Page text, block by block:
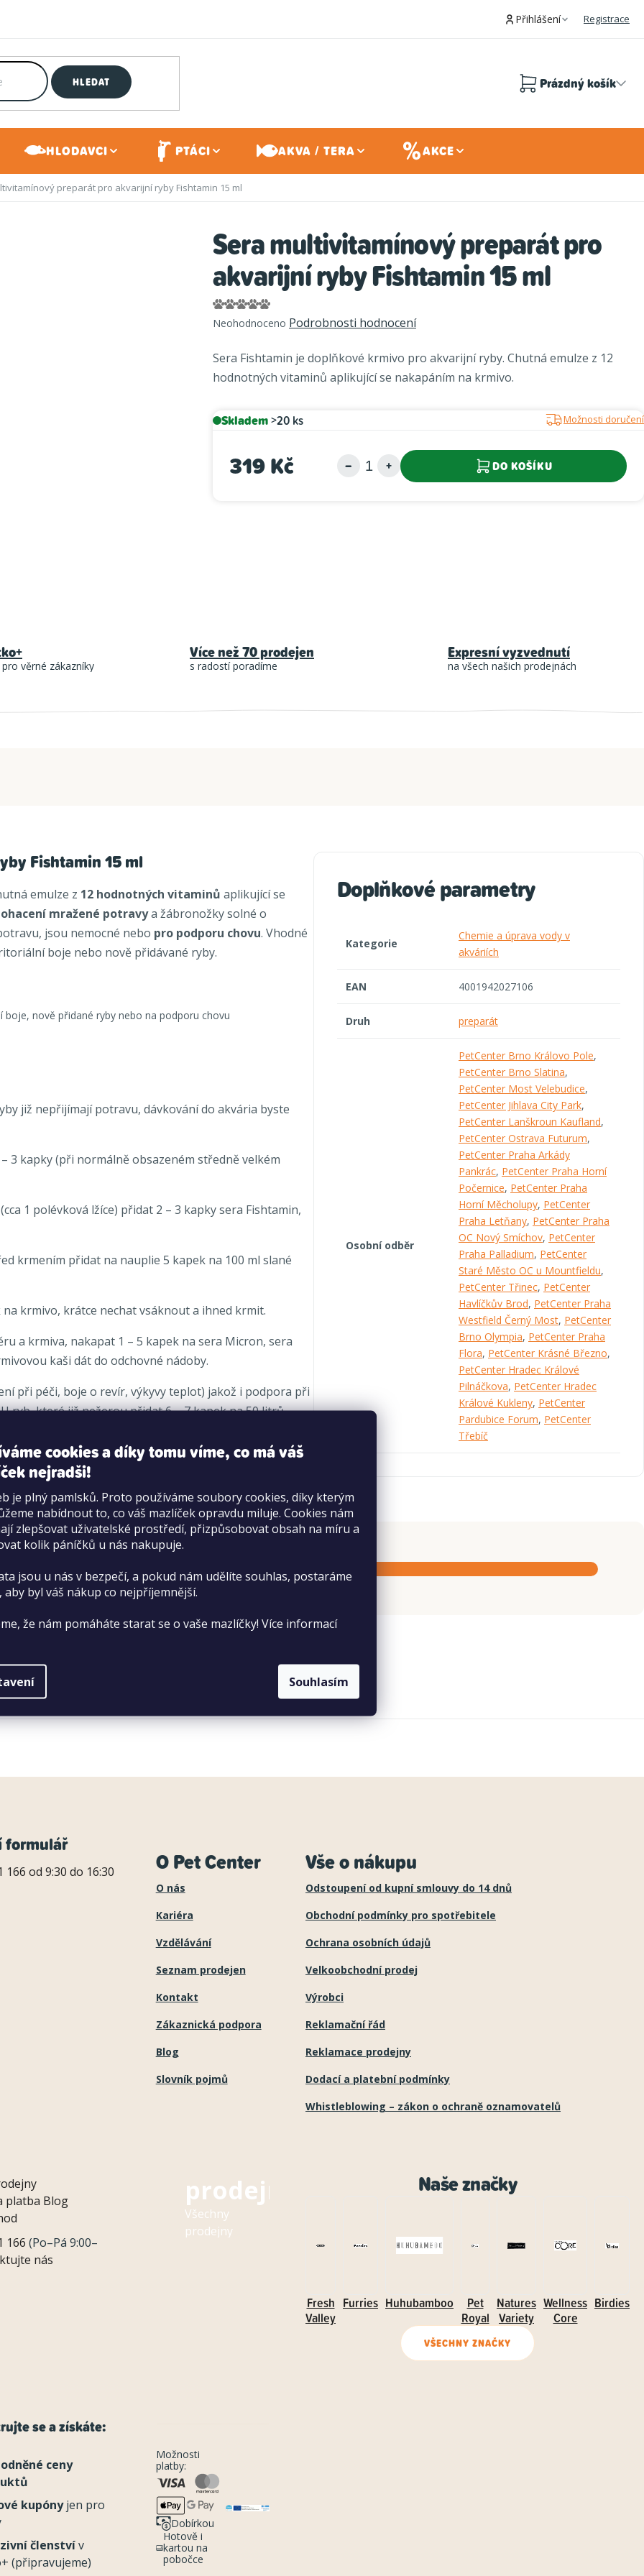
cookies a díky tomu víme, co má váš
nejradši!
je plný pamlsků. Proto používáme soubory cookies, díky kterým
nabídnout to, co váš mazlíček opravdu miluje. Cookies nám
zlepšovat uživatelské prostředí, přizpůsobovat obsah na míru a
kolik páníčků u nás nakupuje.
jsou u nás v bezpečí, a pokud nám udělíte souhlas, postaráme
aby byl váš nákup co nejpříjemnější.
že nám pomáháte starat se o vaše mazlíčky! Více informací
Souhlasím
Přihlášení Registrace
HLEDAT Prázdný košík
HLODAVCI PTÁCI AKVA / TERA AKCE
preparát pro akvarijní ryby Fishtamin 15 ml
Sera multivitamínový preparát pro
akvarijní ryby Fishtamin 15 ml
Průměrné
hodnocení
je
0,0
5
Neohodnoceno Podrobnosti hodnocení
Sera Fishtamin je doplňkové krmivo pro akvarijní ryby. Chutná emulze z 12
hodnotných vitaminů aplikující se nakapáním na krmivo.
Skladem>20 ks Možnosti doručení
319 Kč DO KOŠÍKU
věrné zákazníky
Více než 70 prodejen
s radostí poradíme
Expresní vyzvednutí
na všech našich prodejnách
Fishtamin 15 ml
emulze z 12 hodnotných vitaminů aplikující se
mražené potravya žábronožky solné o
jsou nemocné nebo pro podporu chovu. Vhodné
boje nebo nově přidávané ryby.
nově přidané ryby nebo na podporu chovu
již nepřijímají potravu, dávkování do akvária byste
3 kapky (při normálně obsazeném středně velkém
1 polévková lžíce) přidat 2 – 3 kapky sera Fishtamin,
krmením přidat na nauplie 5 kapek na 100 ml slané
krmivo, krátce nechat vsáknout a ihned krmit.
a krmiva, nakapat 1 – 5 kapek na sera Micron, sera
kaši dát do odchovné nádoby.
při péči, boje o revír, výkyvy teplot) jakož i podpora při
ryb, které již nežerou přidat 6 – 7 kapek na 50 litrů
je třeba přímé dávkování sera Fishtamin do
Doplňkové parametry
Kategorie
Chemie a úprava vody v
akváriích
EAN 4001942027106
Druh preparát
Osobní odběr
PetCenter Brno Královo Pole,
PetCenter Brno Slatina,
PetCenter Most Velebudice,
PetCenter Jihlava City Park,
PetCenter Lanškroun Kaufland,
PetCenter Ostrava Futurum,
PetCenter Praha Arkády
Pankrác, PetCenter Praha Horní
Počernice, PetCenter Praha
Horní Měcholupy, PetCenter
Praha Letňany, PetCenter Praha
OC Nový Smíchov, PetCenter
Praha Palladium, PetCenter
Staré Město OC u Mountfieldu,
PetCenter Třinec, PetCenter
Havlíčkův Brod, PetCenter Praha
Westfield Černý Most, PetCenter
Brno Olympia, PetCenter Praha
Flora, PetCenter Krásné Březno,
PetCenter Hradec Králové
Pilnáčkova, PetCenter Hradec
Králové Kukleny, PetCenter
Pardubice Forum, PetCenter
Třebíč
PŘIDAT HODNOCENÍ
formulář
166 od 9:30 do 16:30 O Pet Center
O nás
Kariéra
Vzdělávání
Seznam prodejen
Kontakt
Zákaznická podpora
Blog
Slovník pojmů
Vše o nákupu
Odstoupení od kupní smlouvy do 14 dnů
Obchodní podmínky pro spotřebitele
Ochrana osobních údajů
Velkoobchodní prodej
Výrobci
Reklamační řád
Reklamace prodejny
Dodací a platební podmínky
Whistleblowing – zákon o ochraně oznamovatelů
platba Blog
166 (Po–Pá 9:00–
nás
prodejny
Všechny
prodejny
Naše značky
Fresh
Valley
Furries Huhubamboo
Pet
Royal
Natures
Variety
Wellness
Core
Birdies
VŠECHNY ZNAČKY
se a získáte:
ceny
kupónyjen pro
členstvív
(připravujeme)
Možnosti
platby:
Dobírkou
Hotově i
kartou na
pobočce